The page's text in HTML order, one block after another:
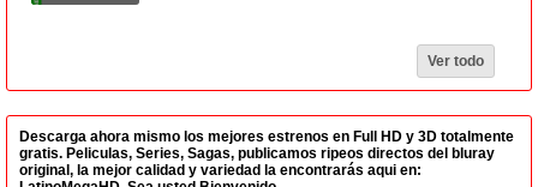
Ver todo
Descarga ahora mismo los mejores estrenos en Full HD y 3D totalmente
gratis. Peliculas, Series, Sagas, publicamos ripeos directos del bluray
original, la mejor calidad y variedad la encontrarás aqui en: